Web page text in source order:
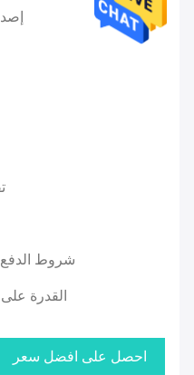
شروط
القدرة
احصل على افضل سعر